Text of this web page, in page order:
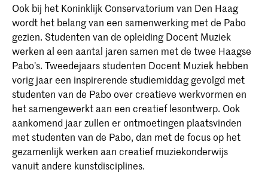
Ook bij het Koninklijk Conservatorium van Den Haag
wordt het belang van een samenwerking met de Pabo
gezien. Studenten van de opleiding Docent Muziek
werken al een aantal jaren samen met de twee Haagse
Pabo’s. Tweedejaars studenten Docent Muziek hebben
vorig jaar een inspirerende studiemiddag gevolgd met
studenten van de Pabo over creatieve werkvormen en
het samengewerkt aan een creatief lesontwerp. Ook
aankomend jaar zullen er ontmoetingen plaatsvinden
met studenten van de Pabo, dan met de focus op het
gezamenlijk werken aan creatief muziekonderwijs
vanuit andere kunstdisciplines.